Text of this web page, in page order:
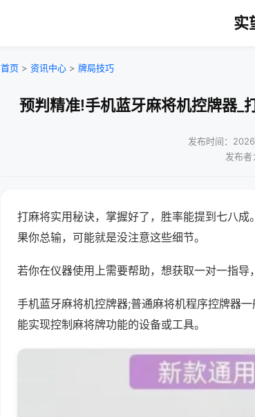
实
首页 > 资讯中心 > 牌局技巧
预判精准!手机蓝牙麻将机控牌器_
发布时间：
发布者
打麻将实用秘诀，掌握好了，胜率能提到七八
果你总输，可能就是没注意这些细节。
若你在仪器使用上需要帮助，想获取一对一指导
手机蓝牙麻将机控牌器;普通麻将机程序控牌器
能实现控制麻将牌功能的设备或工具。